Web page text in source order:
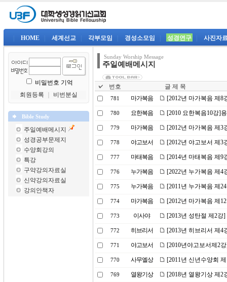
HOME 세계선교 각부모임 경성소모임 성경연구 사진자
비밀번호 기억
회원등록
비번분실
Bible Study
주일예배메시지
성경공부문제지
수양회강의
특강
구약강의자료실
신약강의자료실
강의안책자
Sunday Worship Message
주일예배메시지
번호 글 제 목
781 마가복음 [2012년 마가복음 제8
780 요한복음 [2010 요한복음10강]
779 마가복음 [2012년 마가복음 제3
778 야고보서 [2012년 야고보서 제3
777 마태복음 [2014년 마태복음 제9
776 누가복음 [2022년 누가복음 제4
775 누가복음 [2011년 누가복음 제
774 마가복음 [2012년 마가복음 제
773 이사야 [2013년 성탄절 제2강
772 히브리서 [2013년 히브리서 제4
771 야고보서 [2010년야고보서제2
770 사무엘상 [2011년 신년수양회
769 열왕기상 [2018년 열왕기상 제2